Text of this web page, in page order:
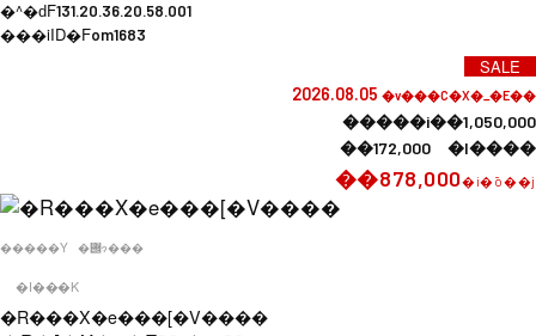
�^�ԁF131.20.36.20.58.001
���iID�Fom1683
SALE
2026.08.05 �v���C�X�_�E��
�����i��1,050,000
��172,000 �l����
��878,000�i�ō��j
�����Y �݌ɂ���
�I���K
�R���X�e���[�V����